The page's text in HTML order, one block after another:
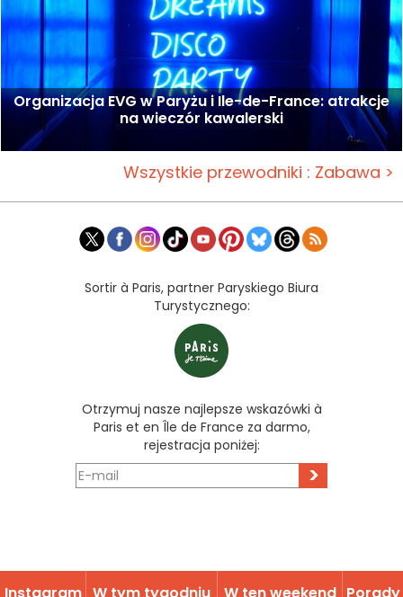
Organizacja EVG w Paryżu i Ile-de-France: atrakcje
na wieczór kawalerski
Wszystkie przewodniki : Zabawa >
Sortir à Paris, partner Paryskiego Biura
Turystycznego:
Otrzymuj nasze najlepsze wskazówki à
Paris et en Île de France za darmo,
rejestracja poniżej:
>